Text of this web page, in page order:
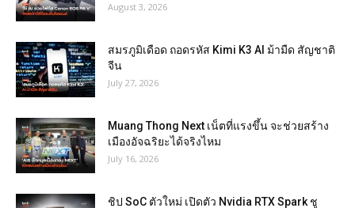
August 3, 2026
สมรภูมิเดือด ถอดรหัส Kimi K3 AI ม้ามืด สัญชาติ
จีน
July 27, 2026
Muang Thong Next เน็ตที่แรงขึ้น จะช่วยสร้าง
เมืองอัจฉริยะได้จริงไหม
July 16, 2026
ชิป SoC ตัวใหม่ เปิดตัว Nvidia RTX Spark ชู